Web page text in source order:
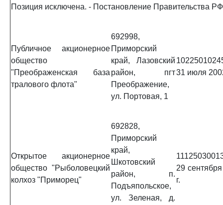
Позиция исключена. - Постановление Правительства
Публичное акционерное
общество
"Преображенская база
тралового флота"
692998,
Приморский
край, Лазовский
район, пгт
Преображение,
ул. Портовая, 1
31 июля
Открытое акционерное
общество "Рыболовецкий
колхоз "Приморец"
692828,
Приморский
край,
Шкотовский
район, п.
Подъяпольское,
ул. Зеленая, д.
29
г.